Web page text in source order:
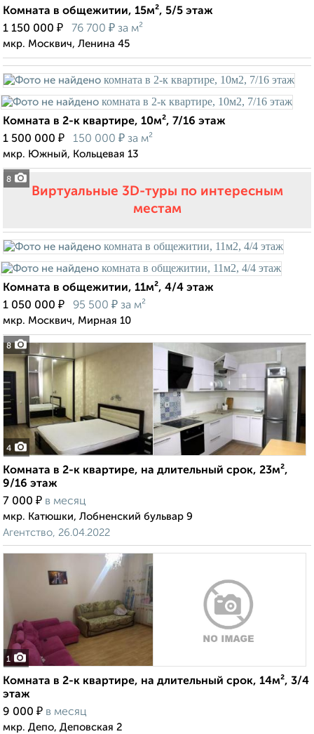
Комната в общежитии, 15м², 5/5 этаж
1 150 000 ₽ 76 700 ₽ за м²
мкр. Москвич, Ленина 45
8
Комната в 2-к квартире, 10м², 7/16 этаж
1 500 000 ₽ 150 000 ₽ за м²
мкр. Южный, Кольцевая 13
Виртуальные 3D-туры по интересным
местам
8
Комната в общежитии, 11м², 4/4 этаж
1 050 000 ₽ 95 500 ₽ за м²
мкр. Москвич, Мирная 10
4
Комната в 2-к квартире, на длительный срок, 23м²,
9/16 этаж
7 000 ₽ в месяц
мкр. Катюшки, Лобненский бульвар 9
Агентство, 26.04.2022
1
Комната в 2-к квартире, на длительный срок, 14м², 3/4
этаж
9 000 ₽ в месяц
мкр. Депо, Деповская 2